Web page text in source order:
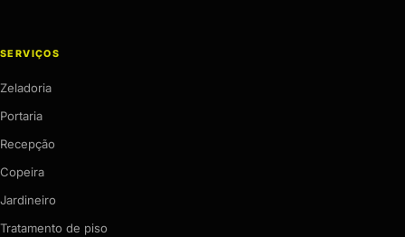
SERVIÇOS
Zeladoria
Portaria
Recepção
Copeira
Jardineiro
Tratamento de piso